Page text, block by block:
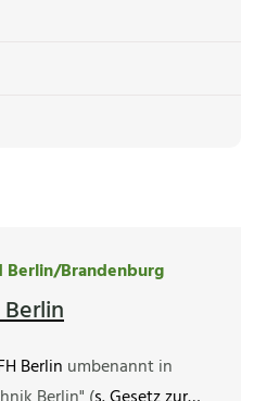
Berlin/Brandenburg
Berlin umbenannt in